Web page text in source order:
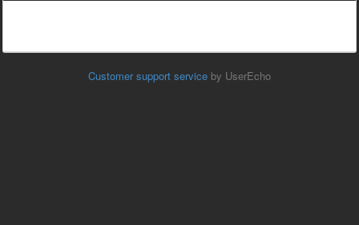
Customer support service by UserEcho